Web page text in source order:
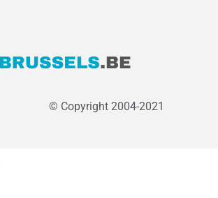
© Copyright 2004-2021